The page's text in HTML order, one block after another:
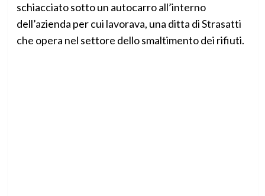
schiacciato sotto un autocarro all’interno
dell’azienda per cui lavorava, una ditta di Strasatti
che opera nel settore dello smaltimento dei rifiuti.